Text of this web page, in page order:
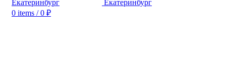
0 items / 0 ₽